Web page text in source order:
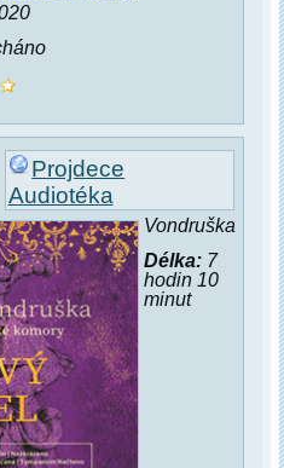
Projdece
Audiotéka
Vondruška
Délka:7
hodin 10
minut